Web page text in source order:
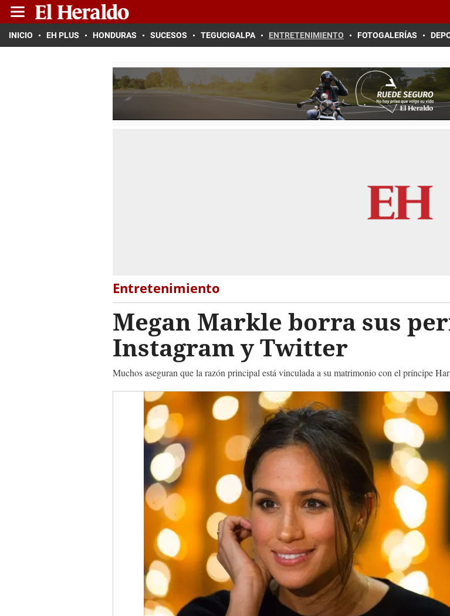
INICIO EH PLUS HONDURAS SUCESOS TEGUCIGALPA ENTRETENIMIENTO FOTOGALERÍAS
Entretenimiento
Megan Markle borra sus
Instagram y Twitter
Muchos aseguran que la razón principal está vinculada a su matrimonio con el príncipe